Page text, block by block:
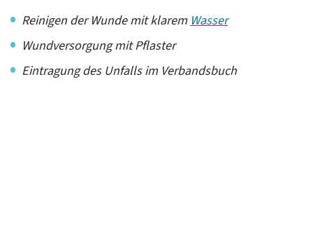
Reinigen der Wunde mit klaremWasser
Wundversorgung mit Pflaster
Eintragung des Unfalls im Verbandsbuch